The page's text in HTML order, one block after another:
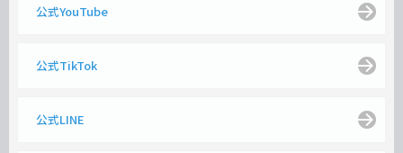
公式YouTube
公式TikTok
公式LINE